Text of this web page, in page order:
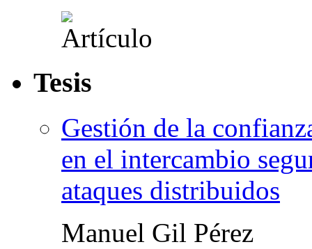
Tesis
Gestión de la
en el intercambio
ataques distribuidos
Manuel Gil Pérez